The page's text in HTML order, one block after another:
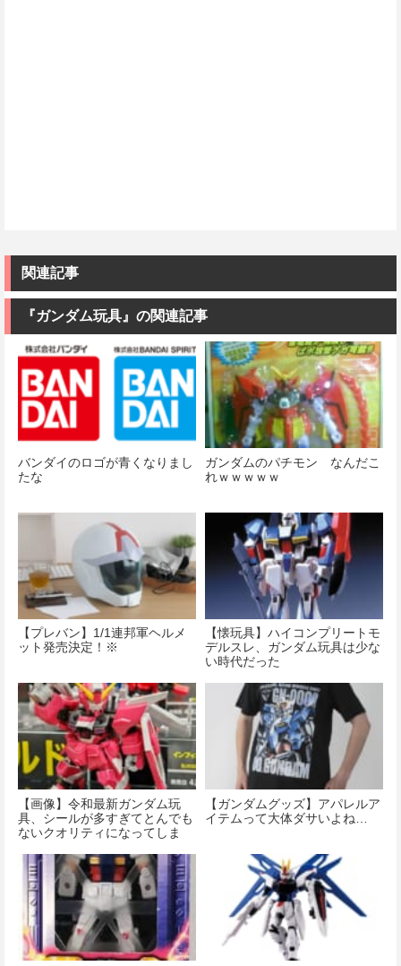
関連記事
『ガンダム玩具』の関連記事
バンダイのロゴが青くなりまし
たな
ガンダムのパチモン なんだこ
れｗｗｗｗｗ
【プレバン】1/1連邦軍ヘルメ
ット発売決定！※
【懐玩具】ハイコンプリートモ
デルスレ、ガンダム玩具は少な
い時代だった
【画像】令和最新ガンダム玩
具、シールが多すぎてとんでも
ないクオリティになってしま
【ガンダムグッズ】アパレルア
イテムって大体ダサいよね…